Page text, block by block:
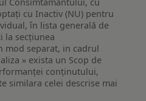
cu Inactiv (NU) pentru
în lista generală de
la secțiunea
mod separat, in cadrul
» exista un Scop de
conținutului,
similara celei descrise mai